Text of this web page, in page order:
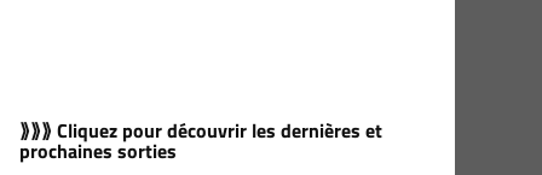
⟫⟫⟫ Cliquez pour découvrir les dernières et
prochaines sorties